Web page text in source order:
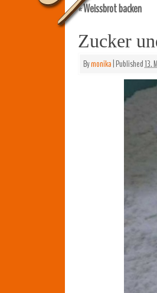
«Weissbrot backen
Zucker
Bymonika|Published13.